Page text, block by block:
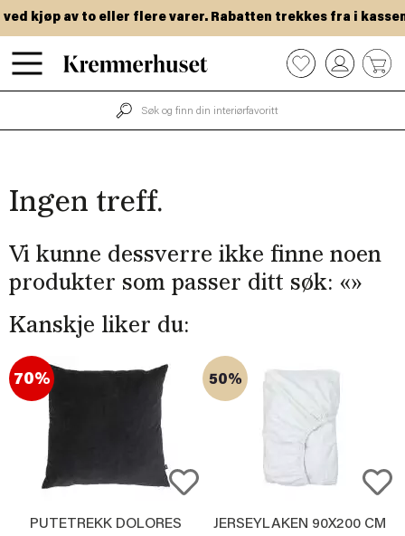
Hopp
til
hovedinnhold
kjøp av to eller flere varer. Rabatten trekkes fra i kassen.
0
Ingen treff.
Vi kunne dessverre ikke finne noen
produkter som passer ditt søk: «»
Kanskje liker du:
70%
PUTETREKK DOLORES
50%
JERSEYLAKEN 90X200 CM